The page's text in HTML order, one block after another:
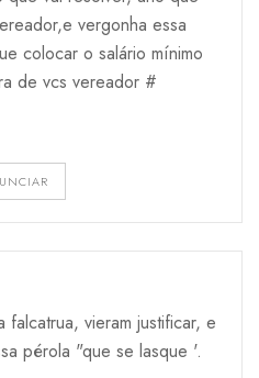
vergonha essa
colocar o salário mínimo
de vcs vereador #
vieram justificar, e
pérola "que se lasque '.